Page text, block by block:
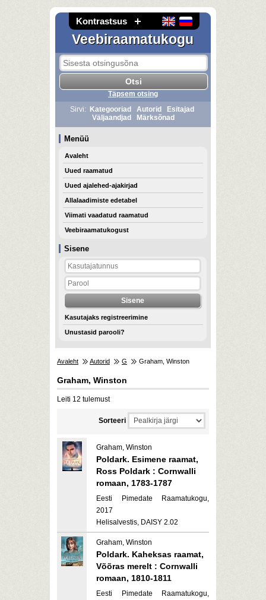
Kontrastsus
Veebiraamatukogu
Sisene
Kasutajaks registreerimine
Unustasid parooli?
Täpsem otsing
Sirvi:
Kategooriad Autorid
Esitajad
Väljaandjad
Märksõnad
Menüü
Avaleht
Uued raamatud
Uued ajalehed-ajakirjad
Allalaadimiste edetabel
Viimati vaadatud raamatud
Veebiraamatukogust
Avaleht Autorid G Graham, Winston
Graham, Winston
Leiti 12 tulemust
Sorteeri
Graham, Winston
Poldark. Esimene raamat,
Ross Poldark : Cornwalli
romaan, 1783-1787
Eesti Pimedate Raamatukogu,
2017
Helisalvestis, DAISY 2.02
Graham, Winston
Poldark. Kaheksas raamat,
Võõras merelt : Cornwalli
romaan, 1810-1811
Eesti Pimedate Raamatukogu,